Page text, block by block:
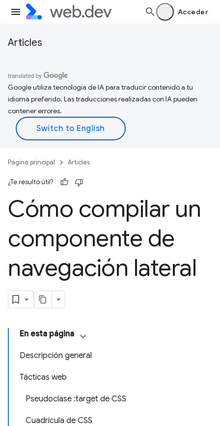
Acceder
Articles
Google utiliza tecnología de IA para traducir contenido a tu
idioma preferido. Las traducciones realizadas con IA pueden
contener errores.
Página principal Articles
¿Te resultó útil?
Cómo compilar un
componente de
navegación lateral
En esta página
Descripción general
Tácticas web
Pseudoclase :target de CSS
Cuadrícula de CSS